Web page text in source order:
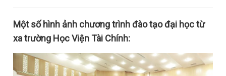
Một số hình ảnh chương trình đào tạo đại học từ
xa trường Học Viện Tài Chính: